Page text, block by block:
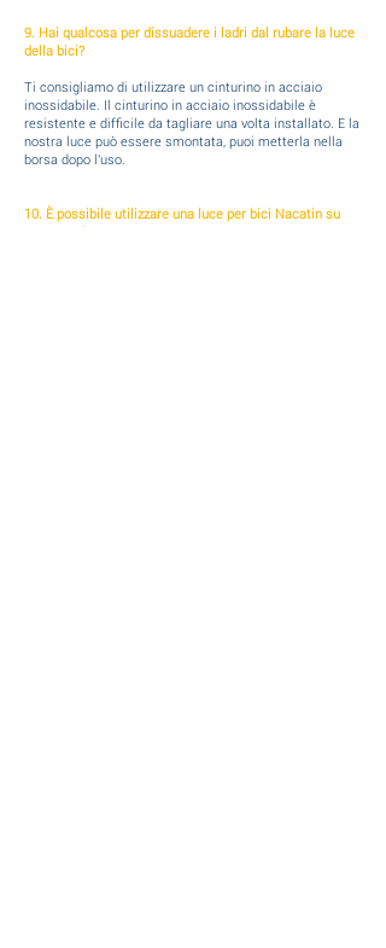
9. Hai qualcosa per dissuadere i ladri dal rubare la luce
della bici?
Ti consigliamo di utilizzare un cinturino in acciaio
inossidabile. Il cinturino in acciaio inossidabile è
resistente e difficile da tagliare una volta installato. E la
nostra luce può essere smontata, puoi metterla nella
borsa dopo l'uso.
10. È possibile utilizzare una luce per bici Nacatin su
una moto?